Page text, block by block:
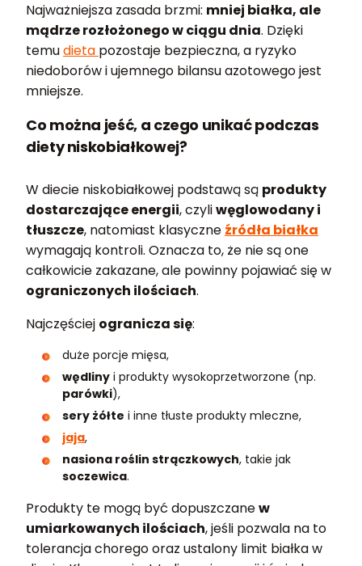
Najważniejsza zasada brzmi: mniej białka, ale
mądrze rozłożonego w ciągu dnia. Dzięki
temudieta pozostaje bezpieczna, a ryzyko
niedoborów i ujemnego bilansu azotowego jest
mniejsze.
Co można jeść, a czego unikać podczas
diety niskobiałkowej?
W diecie niskobiałkowej podstawą są produkty
dostarczające energii, czyliwęglowodany i
tłuszcze, natomiast klasyczne źródła białka
wymagają kontroli. Oznacza to, że nie są one
całkowicie zakazane, ale powinny pojawiać się w
ograniczonych ilościach.
Najczęściej ogranicza się:
duże porcje mięsa,
wędliny i produkty wysokoprzetworzone (np.
parówki),
sery żółte i inne tłuste produkty mleczne,
jaja,
nasiona roślin strączkowych, takie jak
soczewica.
Produkty te mogą być dopuszczanew
umiarkowanych ilościach, jeśli pozwala na to
tolerancja chorego oraz ustalony limit białka w